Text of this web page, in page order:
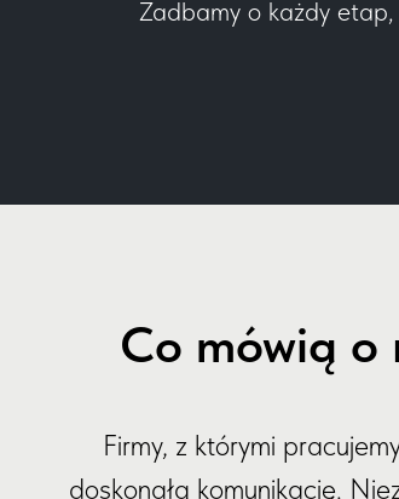
Zadbamy o każdy
Co mówią o
Firmy, z którymi
doskonałą komunikację.